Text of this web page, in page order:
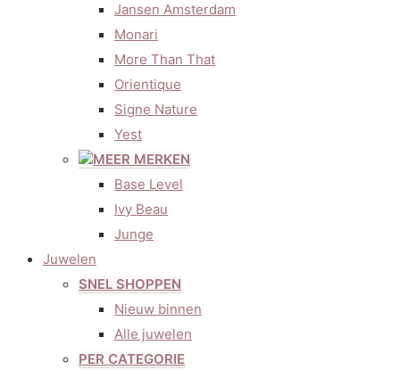
Jansen Amsterdam
Monari
More Than That
Orientique
Signe Nature
Yest
MEER MERKEN
Base Level
Ivy Beau
Junge
Juwelen
SNEL SHOPPEN
Nieuw binnen
Alle juwelen
PER CATEGORIE